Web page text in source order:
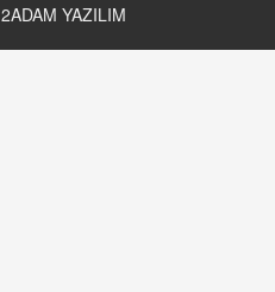
2ADAM YAZILIM